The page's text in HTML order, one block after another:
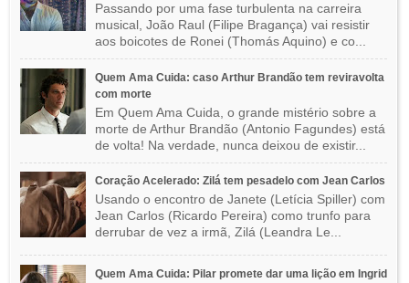
Passando por uma fase turbulenta na carreira
musical, João Raul (Filipe Bragança) vai resistir
aos boicotes de Ronei (Thomás Aquino) e co...
Quem Ama Cuida: caso Arthur Brandão tem reviravolta
com morte
Em Quem Ama Cuida, o grande mistério sobre a
morte de Arthur Brandão (Antonio Fagundes) está
de volta! Na verdade, nunca deixou de existir...
Coração Acelerado: Zilá tem pesadelo com Jean Carlos
Usando o encontro de Janete (Letícia Spiller) com
Jean Carlos (Ricardo Pereira) como trunfo para
derrubar de vez a irmã, Zilá (Leandra Le...
Quem Ama Cuida: Pilar promete dar uma lição em Ingrid